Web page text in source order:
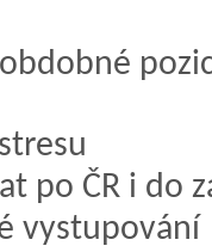
po ČR i do
vystupování